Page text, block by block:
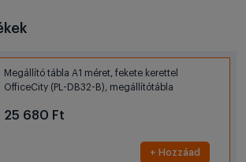
Megállító tábla A1 méret, fekete kerettel
OfficeCity (PL-DB32-B), megállítótábla
25 680 Ft
+ Hozzáad